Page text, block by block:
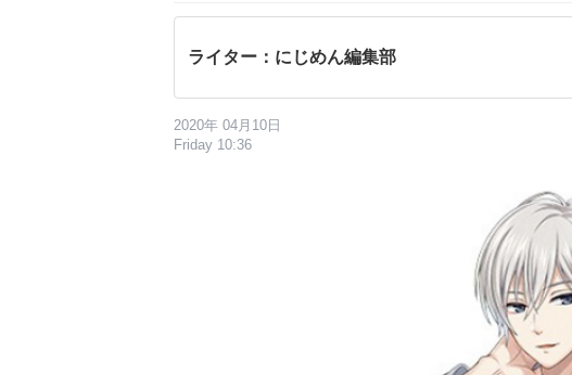
ライター：にじめん編集部
2020年 04月10日
Friday 10:36